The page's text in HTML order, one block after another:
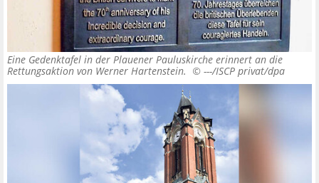
Eine Gedenktafel in der Plauener Pauluskirche erinnert an die
Rettungsaktion von Werner Hartenstein. © ---/ISCP privat/dpa